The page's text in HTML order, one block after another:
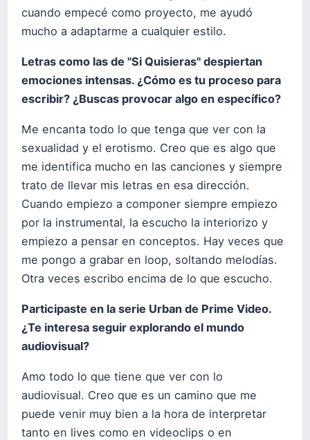
cuando empecé como proyecto, me ayudó
mucho a adaptarme a cualquier estilo.
Letras como las de "Si Quisieras" despiertan
emociones intensas. ¿Cómo es tu proceso para
escribir? ¿Buscas provocar algo en específico?
Me encanta todo lo que tenga que ver con la
sexualidad y el erotismo. Creo que es algo que
me identifica mucho en las canciones y siempre
trato de llevar mis letras en esa dirección.
Cuando empiezo a componer siempre empiezo
por la instrumental, la escucho la interiorizo y
empiezo a pensar en conceptos. Hay veces que
me pongo a grabar en loop, soltando melodías.
Otra veces escribo encima de lo que escucho.
Participaste en la serie Urban de Prime Video.
¿Te interesa seguir explorando el mundo
audiovisual?
Amo todo lo que tiene que ver con lo
audiovisual. Creo que es un camino que me
puede venir muy bien a la hora de interpretar
tanto en lives como en videoclips o en